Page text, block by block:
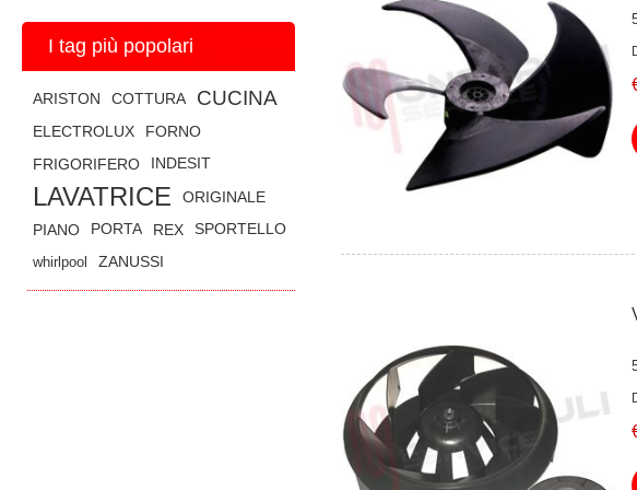
I tag più popolari
ARISTON COTTURA CUCINA
ELECTROLUX
FORNO
FRIGORIFERO
INDESIT
LAVATRICE
ORIGINALE
PIANO
PORTA REX
SPORTELLO
whirlpool
ZANUSSI